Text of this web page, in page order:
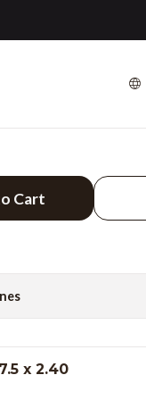
DH/TR (Kevlar)
DH/
Cart
x 2.40